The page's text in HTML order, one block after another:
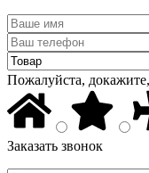
Пожалуйста,
Заказать звонок